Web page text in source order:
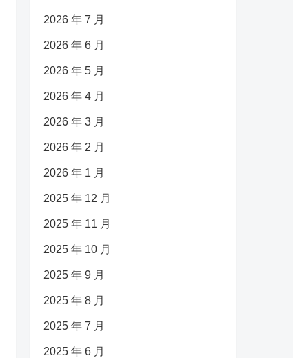
2026 年 7 月
2026 年 6 月
2026 年 5 月
2026 年 4 月
2026 年 3 月
2026 年 2 月
2026 年 1 月
2025 年 12 月
2025 年 11 月
2025 年 10 月
2025 年 9 月
2025 年 8 月
2025 年 7 月
2025 年 6 月